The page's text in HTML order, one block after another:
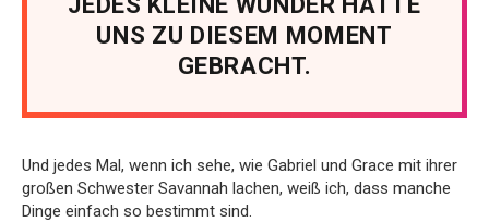
UNS ZU DIESEM MOMENT
GEBRACHT.
Und jedes Mal, wenn ich sehe, wie Gabriel und Grace mit ihrer
großen Schwester Savannah lachen, weiß ich, dass manche
Dinge einfach so bestimmt sind.